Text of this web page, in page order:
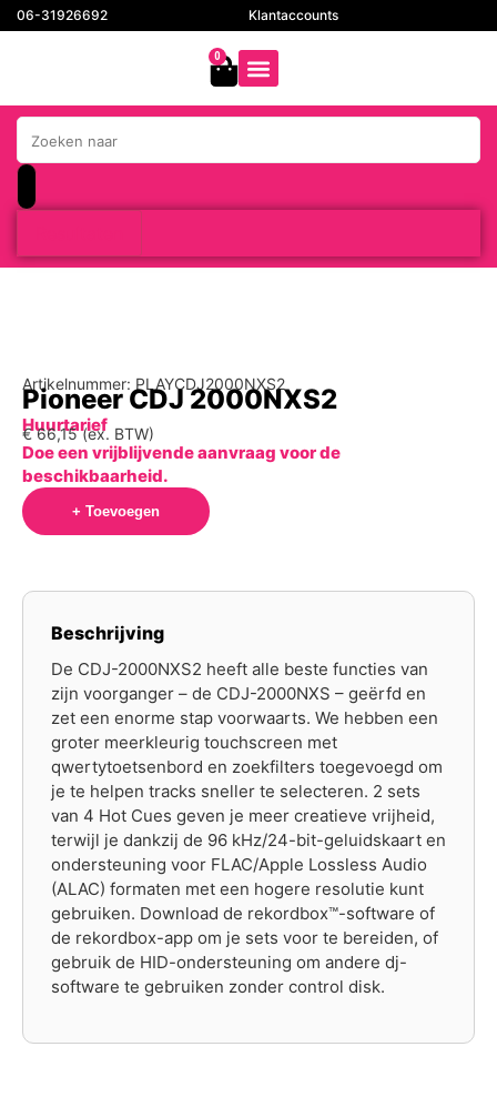
06-31926692 Klantaccounts
0
Artikelnummer: PLAYCDJ2000NXS2
Pioneer CDJ 2000NXS2
Huurtarief
€66,15(ex. BTW)
Doe een vrijblijvende aanvraag voor de
beschikbaarheid.
+ Toevoegen
Beschrijving
De CDJ-2000NXS2 heeft alle beste functies van
zijn voorganger – de CDJ-2000NXS – geërfd en
zet een enorme stap voorwaarts. We hebben een
groter meerkleurig touchscreen met
qwertytoetsenbord en zoekfilters toegevoegd om
je te helpen tracks sneller te selecteren. 2 sets
van 4 Hot Cues geven je meer creatieve vrijheid,
terwijl je dankzij de 96 kHz/24-bit-geluidskaart en
ondersteuning voor FLAC/Apple Lossless Audio
(ALAC) formaten met een hogere resolutie kunt
gebruiken. Download de rekordbox™-software of
de rekordbox-app om je sets voor te bereiden, of
gebruik de HID-ondersteuning om andere dj-
software te gebruiken zonder control disk.